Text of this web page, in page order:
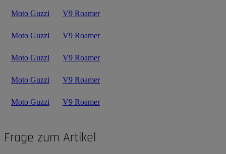
Moto Guzzi V9 Roamer
Moto Guzzi V9 Roamer
Moto Guzzi V9 Roamer
Moto Guzzi V9 Roamer
Moto Guzzi V9 Roamer
Frage zum Artikel